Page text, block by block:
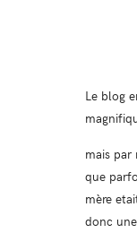
Le blog
mais par
que
mère
donc